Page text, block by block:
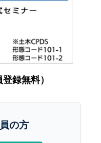
録無料）
の方